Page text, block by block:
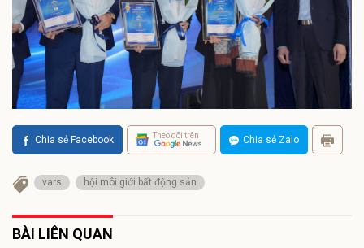
Chia sẻ Facebook Theo dõi trên Chia sẻ Zalo
vars hội môi giới bất động sản
BÀI LIÊN QUAN